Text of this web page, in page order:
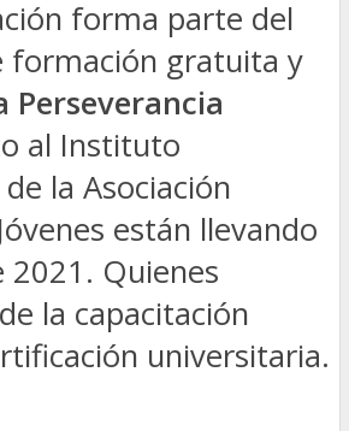
forma parte del
formación gratuita y
Perseverancia
al Instituto
la Asociación
están llevando
2021. Quienes
la capacitación
universitaria.